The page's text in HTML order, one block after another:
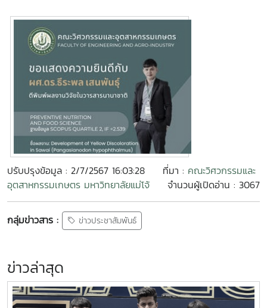
ปรับปรุงข้อมูล : 2/7/2567 16:03:28 ที่มา : คณะวิศวกรรมและ
อุตสาหกรรมเกษตร มหาวิทยาลัยแม่โจ้
จำนวนผู้เปิดอ่าน : 3067
กลุ่มข่าวสาร : ข่าวประชาสัมพันธ์
ข่าวล่าสุด